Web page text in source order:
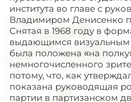
института во главе с
Владимиром Денисенко
Снятая в 1968 году в
выдающимся визуальным
была положена «на
немногочисленного
потому, что, как
показана руководящая
партии в партизанском